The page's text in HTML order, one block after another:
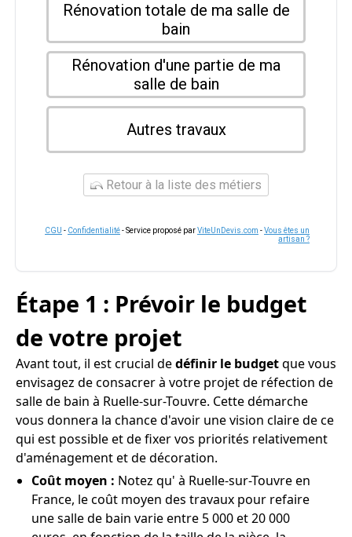
Rénovation totale de ma salle de
bain
Rénovation d'une partie de ma
salle de bain
Autres travaux
Retour à la liste des métiers
CGU - Confidentialité- Service proposé parViteUnDevis.com -Vous êtes un
artisan ?
Étape 1 : Prévoir le budget
de votre projet
Avant tout, il est crucial dedéfinir le budgetque vous
envisagez de consacrer à votre projet de réfection de
salle de bain à Ruelle-sur-Touvre. Cette démarche
vous donnera la chance d'avoir une vision claire de ce
qui est possible et de fixer vos priorités relativement
d'aménagement et de décoration.
Coût moyen : Notez qu' à Ruelle-sur-Touvre en
France, le coût moyen des travaux pour refaire
une salle de bain varie entre 5 000 et 20 000